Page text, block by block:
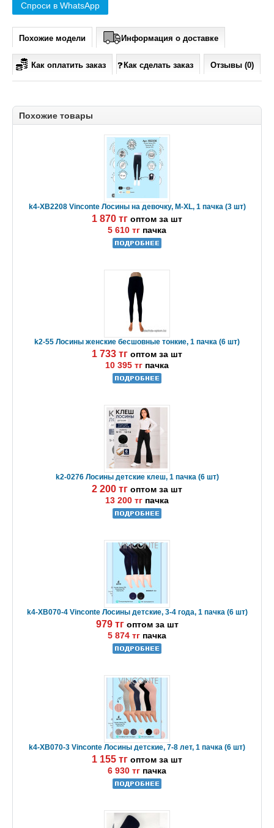
Спроси в WhatsApp
Похожие модели Информация о доставке
Как оплатить заказ Как сделать заказ Отзывы (0)
Похожие товары
k4-XB2208 Vinconte Лосины на девочку, M-XL, 1 пачка (3 шт)
1 870 тг оптом за шт
5 610 тг пачка
k2-55 Лосины женские бесшовные тонкие, 1 пачка (6 шт)
1 733 тг оптом за шт
10 395 тг пачка
k2-0276 Лосины детские клеш, 1 пачка (6 шт)
2 200 тг оптом за шт
13 200 тг пачка
k4-XB070-4 Vinconte Лосины детские, 3-4 года, 1 пачка (6 шт)
979 тг оптом за шт
5 874 тг пачка
k4-XB070-3 Vinconte Лосины детские, 7-8 лет, 1 пачка (6 шт)
1 155 тг оптом за шт
6 930 тг пачка